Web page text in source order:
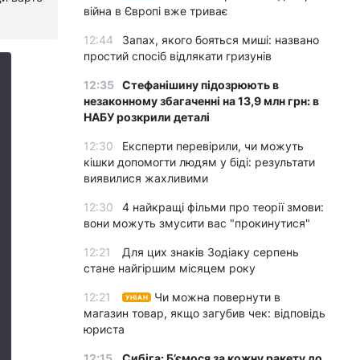
війна в Європі вже триває
12:44
Запах, якого бояться миші: названо
простий спосіб відлякати гризунів
12:35 Стефанішину підозрюють в
незаконному збагаченні на 13,9 млн грн: в
НАБУ розкрили деталі
12:30
Експерти перевірили, чи можуть
кішки допомогти людям у біді: результати
виявилися жахливими
12:30
4 найкращі фільми про теорії змови:
вони можуть змусити вас "прокинутися"
12:21
Для цих знаків Зодіаку серпень
стане найгіршим місяцем року
12:21 УНІАН
Чи можна повернути в
магазин товар, якщо загубив чек: відповідь
юриста